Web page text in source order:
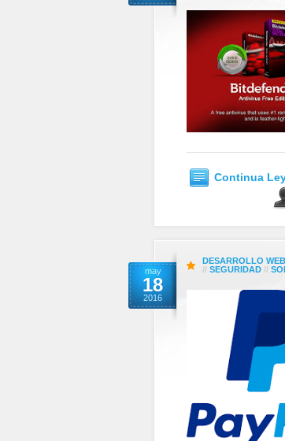
Continua
may
18
2016
DESARROLLO WEB
// SEGURIDAD //